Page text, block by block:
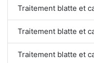
Traitement blatte et
Traitement blatte et
Traitement blatte et